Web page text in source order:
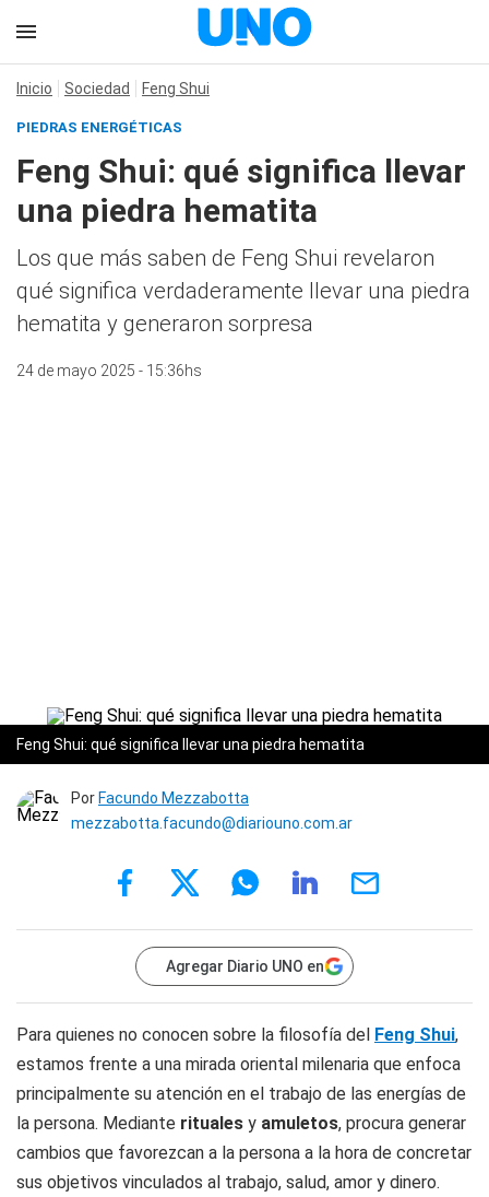
Inicio Sociedad Feng Shui
PIEDRAS ENERGÉTICAS
Feng Shui: qué significa llevar
una piedra hematita
Los que más saben de Feng Shui revelaron
qué significa verdaderamente llevar una piedra
hematita y generaron sorpresa
24 de mayo 2025 - 15:36hs
Feng Shui: qué significa llevar una piedra hematita
Por Facundo Mezzabotta
mezzabotta.facundo@diariouno.com.ar
Agregar Diario UNO en
Para quienes no conocen sobre la filosofía del Feng Shui,
estamos frente a una mirada oriental milenaria que enfoca
principalmente su atención en el trabajo de las energías de
la persona. Mediante rituales y amuletos, procura generar
cambios que favorezcan a la persona a la hora de concretar
sus objetivos vinculados al trabajo, salud, amor y dinero.